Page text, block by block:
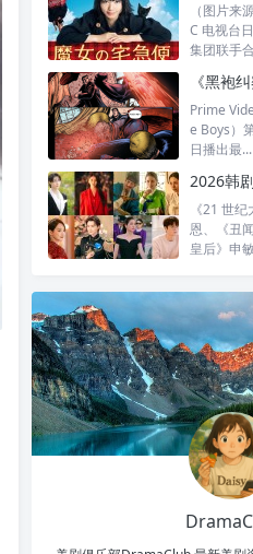
（图片来
C 电视台
集团联手
Prime
e Boys）
日播出最...
《21 世
恩、《丑
皇后》申